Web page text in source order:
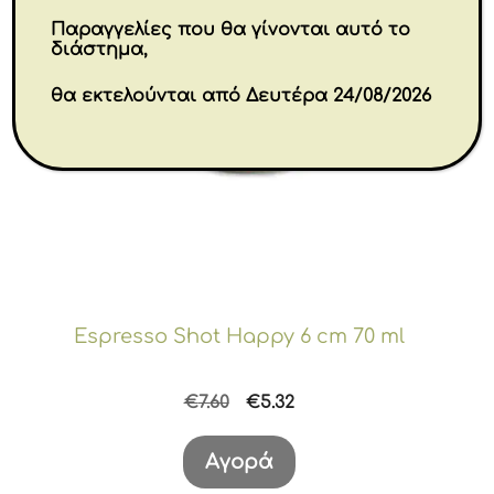
Espresso Shot Happy 6 cm 70 ml
€7.60
Original
was:
€7.60.
€5.32Η
τιμή
είναι:
Αγορά
Παραγγελίες που θα γίνονται αυτό το
διάστημα,
θα εκτελούνται από Δευτέρα 24/08/2026